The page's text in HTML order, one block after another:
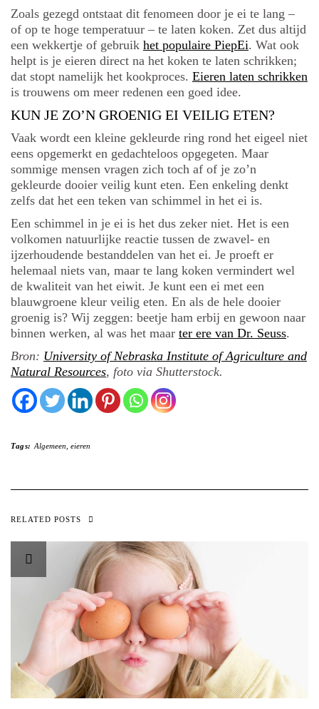
Zoals gezegd ontstaat dit fenomeen door je ei te lang –
of op te hoge temperatuur – te laten koken. Zet dus altijd
een wekkertje of gebruik het populaire PiepEi. Wat ook
helpt is je eieren direct na het koken te laten schrikken;
dat stopt namelijk het kookproces. Eieren laten schrikken
is trouwens om meer redenen een goed idee.
KUN JE ZO’N GROENIG EI VEILIG ETEN?
Vaak wordt een kleine gekleurde ring rond het eigeel niet
eens opgemerkt en gedachteloos opgegeten. Maar
sommige mensen vragen zich toch af of je zo’n
gekleurde dooier veilig kunt eten. Een enkeling denkt
zelfs dat het een teken van schimmel in het ei is.
Een schimmel in je ei is het dus zeker niet. Het is een
volkomen natuurlijke reactie tussen de zwavel- en
ijzerhoudende bestanddelen van het ei. Je proeft er
helemaal niets van, maar te lang koken vermindert wel
de kwaliteit van het eiwit. Je kunt een ei met een
blauwgroene kleur veilig eten. En als de hele dooier
groenig is? Wij zeggen: beetje ham erbij en gewoon naar
binnen werken, al was het maar ter ere van Dr. Seuss.
Bron: University of Nebraska Institute of Agriculture and
Natural Resources, foto via Shutterstock.
Tags: Algemeen eieren
RELATED POSTS